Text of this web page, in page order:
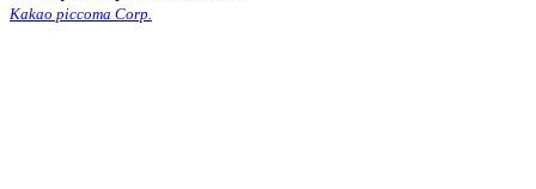
Kakao piccoma Corp.